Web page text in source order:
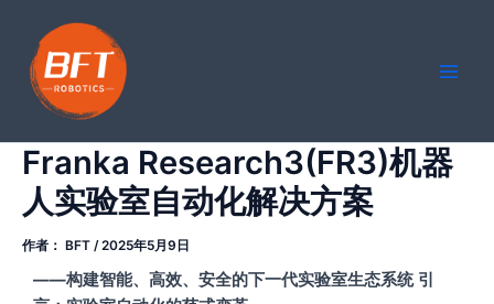
Franka Research3(FR3)机器
人实验室自动化解决方案
作者： BFT /2025年5月9日
——构建智能、高效、安全的下一代实验室生态系统 引